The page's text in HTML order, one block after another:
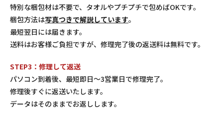
特別な梱包材は不要で、タオルやプチプチで包めばOKです。
梱包方法は写真つきで解説しています。
最短翌日には届きます。
送料はお客様ご負担ですが、修理完了後の返送料は無料です。
STEP3：修理して返送
パソコン到着後、最短即日〜3営業日で修理完了。
修理後すぐに返送いたします。
データはそのままでお返しします。